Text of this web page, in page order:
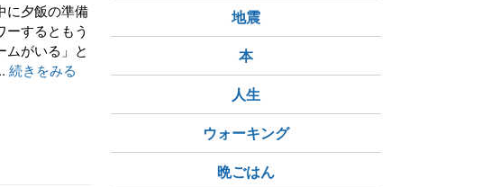
に夕飯の準備
するともう
ムがいる」と
続きをみる
地震
本
人生
ウォーキング
晩ごはん